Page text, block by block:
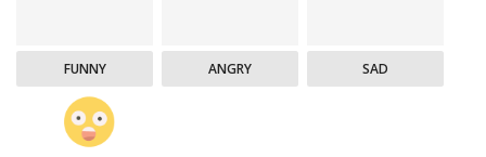
FUNNY ANGRY SAD